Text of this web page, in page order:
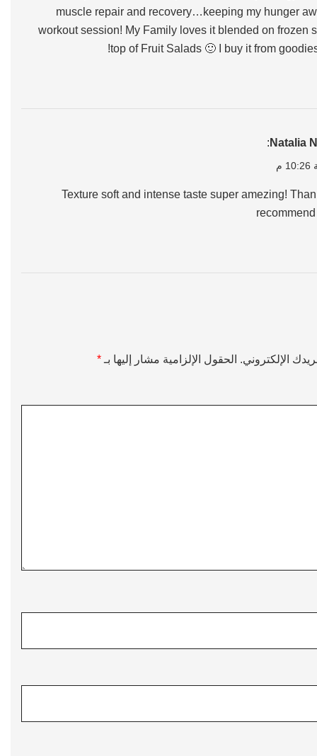
muscle repair and recovery…keeping my hunger
workout session! My Family loves it blended on frozen
top of Fruit Salads 🙂 I buy it from
Natalia
:
Texture soft and intense taste super amezing!
الإلكتروني. الحقول الإلزامية مشار إليها بـ *